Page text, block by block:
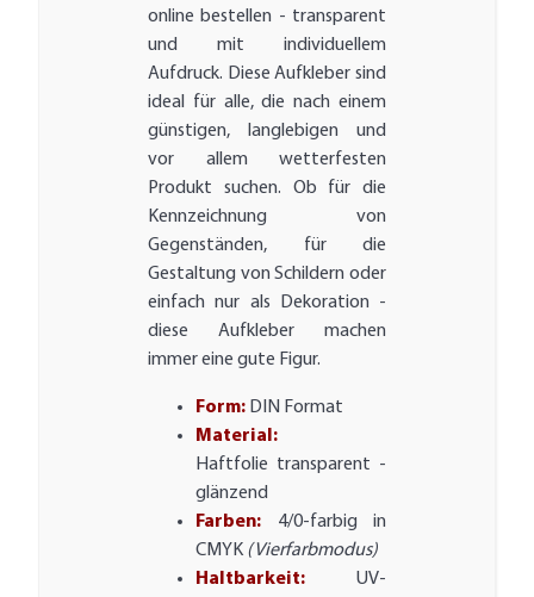
online bestellen - transparent
und mit individuellem
Aufdruck. Diese Aufkleber sind
ideal für alle, die nach einem
günstigen, langlebigen und
vor allem wetterfesten
Produkt suchen. Ob für die
Kennzeichnung von
Gegenständen, für die
Gestaltung von Schildern oder
einfach nur als Dekoration -
diese Aufkleber machen
immer eine gute Figur.
Form:DIN Format
Material:
Haftfolie transparent -
glänzend
Farben:4/0-farbig in
CMYK (Vierfarbmodus)
Haltbarkeit:UV-